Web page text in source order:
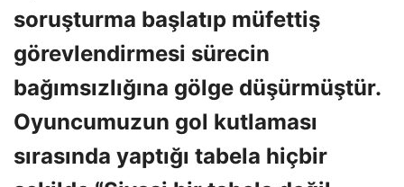
soruşturma başlatıp müfettiş
görevlendirmesi sürecin
bağımsızlığına gölge düşürmüştür.
Oyuncumuzun gol kutlaması
sırasında yaptığı tabela hiçbir